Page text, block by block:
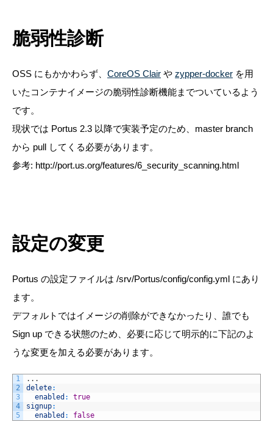
脆弱性診断
OSS にもかかわらず、 CoreOS Clair や zypper-docker を用
いたコンテナイメージの脆弱性診断機能までついているよう
です。
現状では Portus 2.3 以降で実装予定のため、master branch
から pull してくる必要があります。
参考: http://port.us.org/features/6_security_scanning.html
設定の変更
Portus の設定ファイルは /srv/Portus/config/config.yml にあり
ます。
デフォルトではイメージの削除ができなかったり、誰でも
Sign up できる状態のため、必要に応じて明示的に下記のよ
うな変更を加える必要があります。
1
2
3
4
5
. . .
delete:
enabled :
true
signup:
enabled : false